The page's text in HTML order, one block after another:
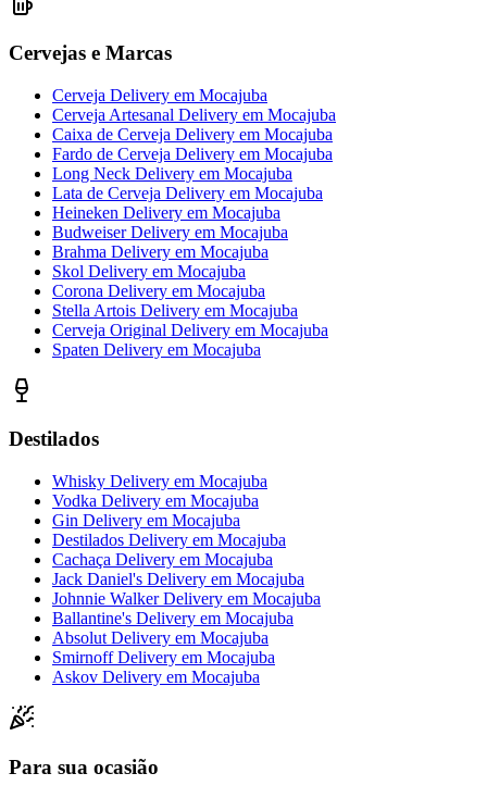
Cervejas e Marcas
Cerveja Delivery em Mocajuba
Cerveja Artesanal Delivery em Mocajuba
Caixa de Cerveja Delivery em Mocajuba
Fardo de Cerveja Delivery em Mocajuba
Long Neck Delivery em Mocajuba
Lata de Cerveja Delivery em Mocajuba
Heineken Delivery em Mocajuba
Budweiser Delivery em Mocajuba
Brahma Delivery em Mocajuba
Skol Delivery em Mocajuba
Corona Delivery em Mocajuba
Stella Artois Delivery em Mocajuba
Cerveja Original Delivery em Mocajuba
Spaten Delivery em Mocajuba
Destilados
Whisky Delivery em Mocajuba
Vodka Delivery em Mocajuba
Gin Delivery em Mocajuba
Destilados Delivery em Mocajuba
Cachaça Delivery em Mocajuba
Jack Daniel's Delivery em Mocajuba
Johnnie Walker Delivery em Mocajuba
Ballantine's Delivery em Mocajuba
Absolut Delivery em Mocajuba
Smirnoff Delivery em Mocajuba
Askov Delivery em Mocajuba
Para sua ocasião